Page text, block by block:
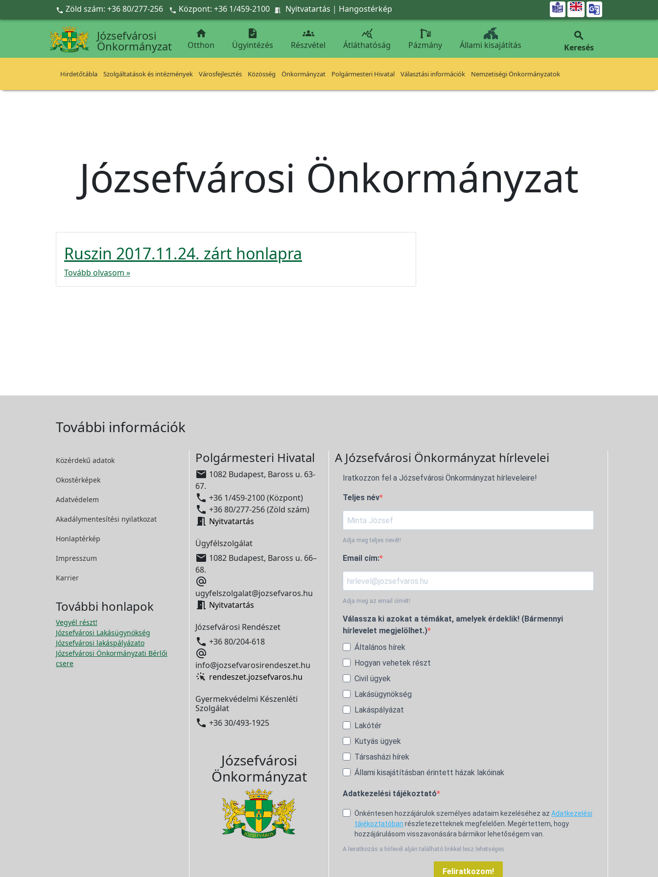
Ugrás a fő tartalomra
 Zöld szám: +36 80/277-256  Központ: +36 1/459-2100  Nyitvatartás | Hangostérkép 
Józsefvárosi
Önkormányzat

Otthon

Ügyintézés

Részvétel

Átláthatóság Pázmány Állami kisajátítás

Keresés
Hirdetőtábla Szolgáltatások és intézmények Városfejlesztés Közösség Önkormányzat Polgármesteri Hivatal Választási információk Nemzetiségi Önkormányzatok
Józsefvárosi Önkormányzat
Ruszin 2017.11.24. zárt honlapra
Tovább olvasom »
További információk
Közérdekű adatok
Okostérképek
Adatvédelem
Akadálymentesítési nyilatkozat
Honlaptérkép
Impresszum
Karrier
További honlapok
Vegyél részt!
Józsefvárosi Lakásügynökség
Józsefvárosi lakáspályázato
Józsefvárosi Önkormányzati Bérlői
csere
Polgármesteri Hivatal
 1082 Budapest, Baross u. 63-
67.
 +36 1/459-2100 (Központ)
 +36 80/277-256 (Zöld szám)
 Nyitvatartás
Ügyfélszolgálat
 1082 Budapest, Baross u. 66–
68.

ugyfelszolgalat@jozsefvaros.hu
 Nyitvatartás
Józsefvárosi Rendészet
 +36 80/204-618

info@jozsefvarosirendeszet.hu
rendeszet.jozsefvaros.hu
Gyermekvédelmi Készenléti
Szolgálat
 +36 30/493-1925
Józsefvárosi
Önkormányzat
A Józsefvárosi Önkormányzat hírlevelei
Iratkozzon fel a Józsefvárosi Önkormányzat hírleveleire!
Teljes név
Adja meg teljes nevét!
Email cím:
Adja meg az email címét!
Válassza ki azokat a témákat, amelyek érdeklik! (Bármennyi
hírlevelet megjelölhet.)
Általános hírek
Hogyan vehetek részt
Civil ügyek
Lakásügynökség
Lakáspályázat
Lakótér
Kutyás ügyek
Társasházi hírek
Állami kisajátításban érintett házak lakóinak
Adatkezelési tájékoztató
Önkéntesen hozzájárulok személyes adataim kezeléséhez az Adatkezelési
tájékoztatóban részletezetteknek megfelelően. Megértettem, hogy
hozzájárulásom visszavonására bármikor lehetőségem van.
A leiratkozás a hírlevél alján található linkkel lesz lehetséges.
Feliratkozom!